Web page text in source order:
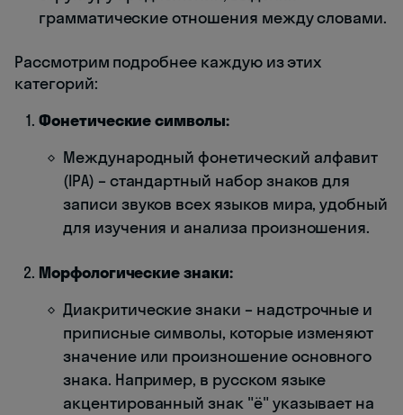
грамматические отношения между словами.
Рассмотрим подробнее каждую из этих
категорий:
Фонетические символы:
Международный фонетический алфавит
(IPA) – стандартный набор знаков для
записи звуков всех языков мира, удобный
для изучения и анализа произношения.
Морфологические знаки:
Диакритические знаки – надстрочные и
приписные символы, которые изменяют
значение или произношение основного
знака. Например, в русском языке
акцентированный знак "ё" указывает на